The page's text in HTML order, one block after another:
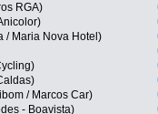
RGA)
/ Maria Nova Hotel)
/ Marcos Car)
- Boavista)